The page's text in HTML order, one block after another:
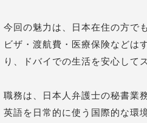
今回の魅力は、日本在住の方で
ビザ・渡航費・医療保険などは
り、ドバイでの生活を安心して
職務は、日本人弁護士の秘書業
英語を日常的に使う国際的な環